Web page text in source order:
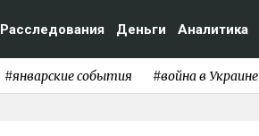
Расследования Деньги Аналитика
#январские события #война в Украине